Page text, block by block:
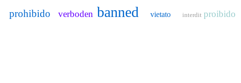
prohibido verboden banned vietato interdit proibido